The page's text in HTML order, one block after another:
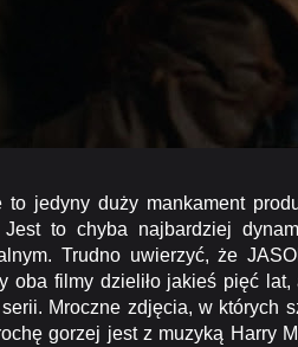
jedyny duży mankament
Jest to chyba najbardziej
Trudno uwierzyć, że
oba filmy dzieliło jakieś pięć
serii. Mroczne zdjęcia, w
gorzej jest z muzyką Harry